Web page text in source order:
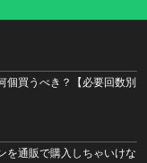
個買うべき？【必要回数別
を通販で購入しちゃいけな